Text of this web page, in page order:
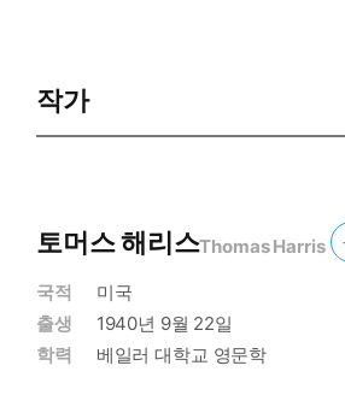
작가
토머스 해리스Thomas Harris
국적
미국
출생
1940년 9월 22일
학력
베일러 대학교 영문학